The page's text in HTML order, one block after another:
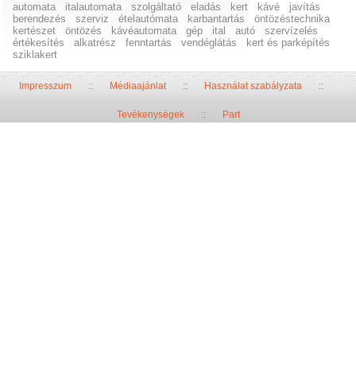
automata italautomata szolgáltató eladás kert kávé
javítás
berendezés
szerviz ételautómata karbantartás
öntözéstechnika
kertészet
öntözés kávéautomata gép ital autó
szervízelés
értékesítés
alkatrész fenntartás vendéglátás
kert és parképítés
sziklakert
Impresszum::Médiaajánlat::Használat szabályzata::
Tevékenységek:: Part